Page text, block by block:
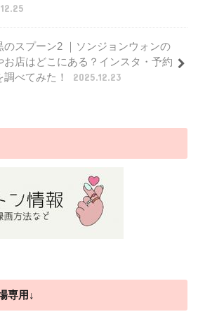
のスプーン2 ｜ソンジョンウォンの
お店はどこにある？インスタ・予約
調べてみた！
2025.12.23
専用↓